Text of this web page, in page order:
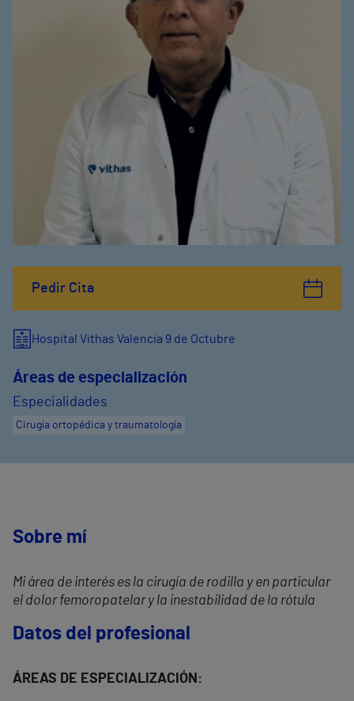
Pedir Cita
Hospital Vithas Valencia 9 de Octubre
Áreas de especialización
Especialidades
Cirugía ortopédica y traumatología
Sobre mí
Mi área de interés es la cirugía de rodilla y en particular
el dolor femoropatelar y la inestabilidad de la rótula
Datos del profesional
ÁREAS DE ESPECIALIZACIÓN: